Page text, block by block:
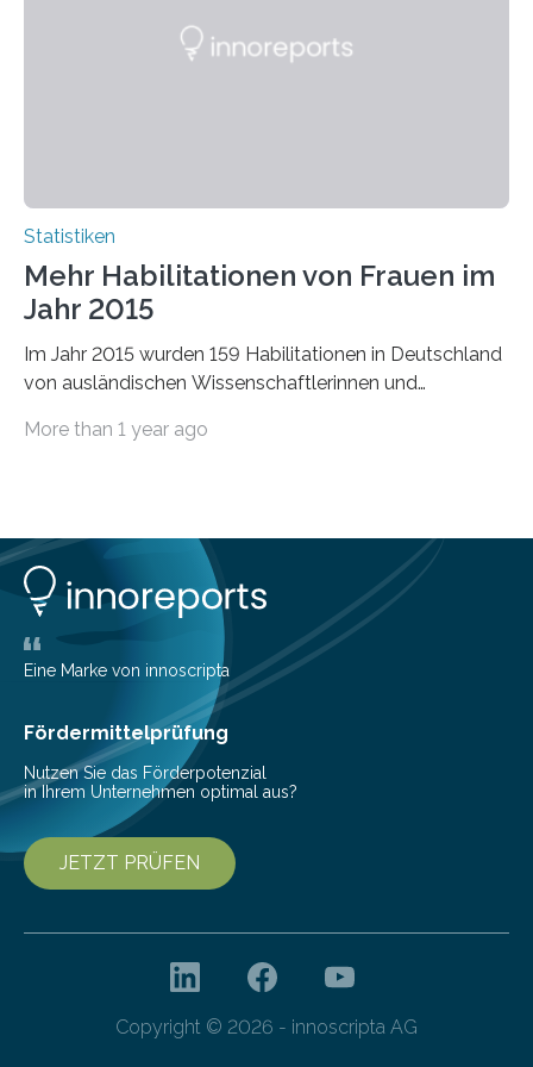
Statistiken
Mehr Habilitationen von Frauen im
Jahr 2015
Im Jahr 2015 wurden 159 Habilitationen in Deutschland
von ausländischen Wissenschaftlerinnen und
More than 1 year ago
Eine Marke von innoscripta
Fördermittelprüfung
Nutzen Sie das Förderpotenzial
in Ihrem Unternehmen optimal aus?
JETZT PRÜFEN
Copyright © 2026 - innoscripta AG